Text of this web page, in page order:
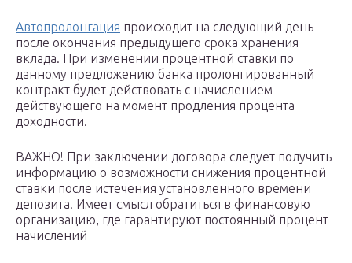
Автопролонгация происходит на следующий день
после окончания предыдущего срока хранения
вклада. При изменении процентной ставки по
данному предложению банка пролонгированный
контракт будет действовать с начислением
действующего на момент продления процента
доходности.
ВАЖНО! При заключении договора следует получить
информацию о возможности снижения процентной
ставки после истечения установленного времени
депозита. Имеет смысл обратиться в финансовую
организацию, где гарантируют постоянный процент
начислений